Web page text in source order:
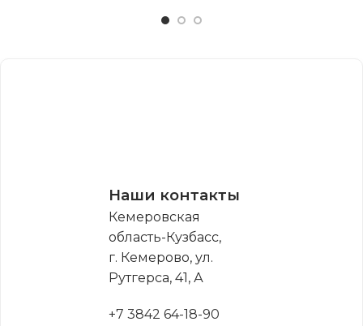
Наши контакты
Кемеровская
область-Кузбасс,
г. Кемерово, ул.
Рутгерса, 41, А
+7 3842 64-18-90